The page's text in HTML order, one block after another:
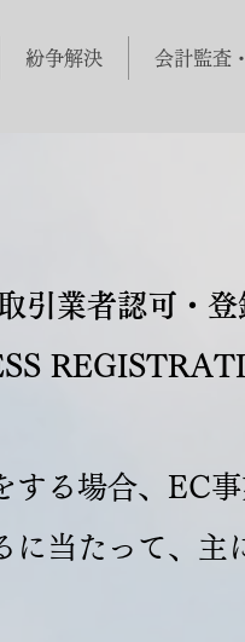
紛争解決 会計監査
引業者認可・登
する場合、EC
に当たって、主